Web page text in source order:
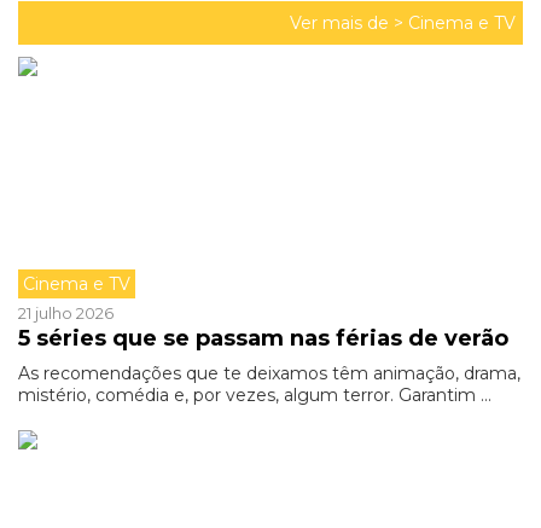
Ver mais de > Cinema e TV
Cinema e TV
21 julho 2026
5 séries que se passam nas férias de verão
As recomendações que te deixamos têm animação, drama,
mistério, comédia e, por vezes, algum terror. Garantim ...